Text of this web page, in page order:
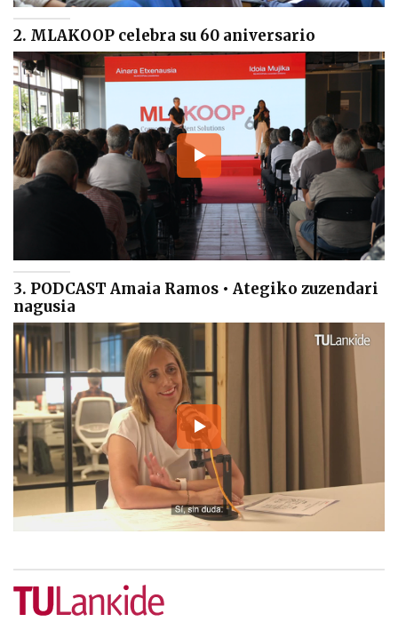
2. MLAKOOP celebra su 60 aniversario
3. PODCAST Amaia Ramos • Ategiko zuzendari
nagusia